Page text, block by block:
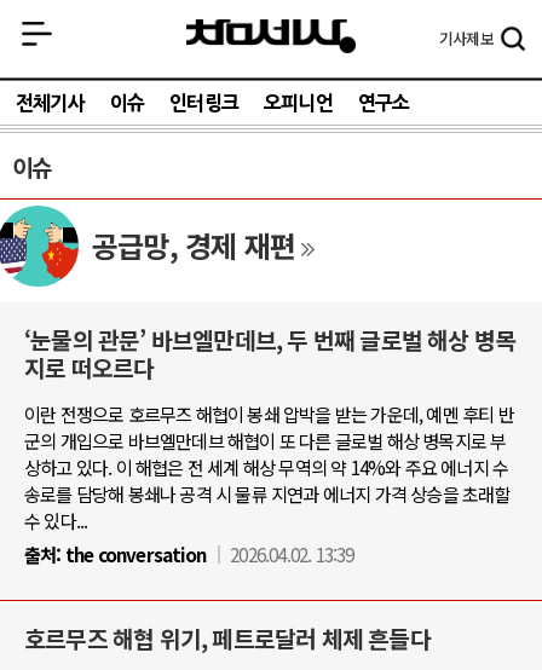
기사제보
전체기사 이슈 인터링크 오피니언 연구소
이슈
공급망, 경제 재편
‘눈물의 관문’ 바브엘만데브, 두 번째 글로벌 해상 병목
지로 떠오르다
이란 전쟁으로 호르무즈 해협이 봉쇄 압박을 받는 가운데, 예멘 후티 반
군의 개입으로 바브엘만데브 해협이 또 다른 글로벌 해상 병목지로 부
상하고 있다. 이 해협은 전 세계 해상 무역의 약 14%와 주요 에너지 수
송로를 담당해 봉쇄나 공격 시 물류 지연과 에너지 가격 상승을 초래할
수 있다...
출처: the conversation 2026.04.02. 13:39
호르무즈 해협 위기, 페트로달러 체제 흔들다